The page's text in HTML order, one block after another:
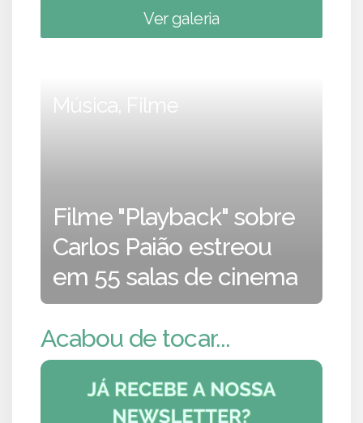
Ver galeria
Música, Filme
Filme "Playback" sobre
Carlos Paião estreou
em 55 salas de cinema
Acabou de tocar...